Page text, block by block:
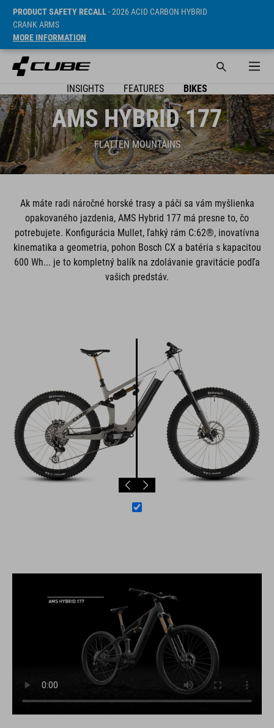
PRODUCT SAFETY RECALL- 2026 ACID CARBON HYBRID
CRANK ARMS
MORE INFORMATION
INSIGHTS FEATURES BIKES
AMS HYBRID 177
FLATTEN MOUNTAINS
Ak máte radi náročné horské trasy a páči sa vám myšlienka
opakovaného jazdenia, AMS Hybrid 177 má presne to, čo
potrebujete. Konfigurácia Mullet, ľahký rám C:62®, inovatívna
kinematika a geometria, pohon Bosch CX a batéria s kapacitou
600 Wh... je to kompletný balík na zdolávanie gravitácie podľa
vašich predstáv.